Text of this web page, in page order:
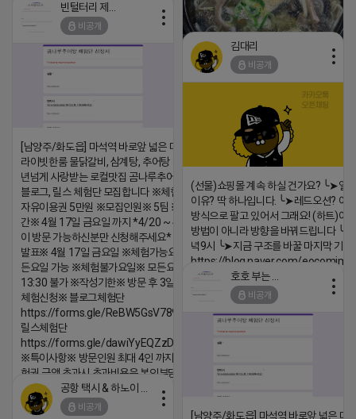
2026-04-18 17:26
https://m.blog.naver.com/
2026-04-18 17:23
비공개
[남양주/화도읍] 마석역 바로앞 넓은 매장과, 프
라이빗한룸 물닭갈비, 삼계탕, 추어탕 맛집 10
년넘게 사랑받는 로컬맛집 곰나루추어탕에서
블로그, 릴스 체험단 모집합니다 ※체험메뉴※
자유이용권 5만원 ※모집인원※ 5팀 ※모집기
간※ 4월 17일 금요일 까지 *4/20 ~ 4/26 사
이 방문 가능하신분만 신청해주세요* ※체험단
발표※ 4월 17일 금요일 ※체험가능요일※ 모
든요일 가능 ※체험불가요일※ 모든요일 12 ~
13:30 불가 ※작성기한※ 방문 후 3일 이내 ※
체험신청※ 블로그체험단
https://forms.gle/ReBW5GsV789ur2Pz6
릴스체험단
https://forms.gle/dawiYyEQZzDdqf8W8
※특이사항※ 방문인원 최대 4인 까지 가능 체
험권 금액 초과시 초과비용은 본인부담입니다.
2026-04-18 17:18
김대리
비공개
(선물)쇼핑몰 계속 하실 건가요? ╰➤열
이유? 딱 하나입니다. ╰➤레드오션? 아
방식으로 팔고 있어서 그래요! (하트)이
방법이 아니라 방향을 바꿔드립니다
녁9시 ╰➤지금 구조를 바꿀 마지막 기회
https://blog.naver.com/eocomim/
2026-04-18 17:15
비공개
[남양주/화도읍] 마석역 바로앞 넓은 매
비공개